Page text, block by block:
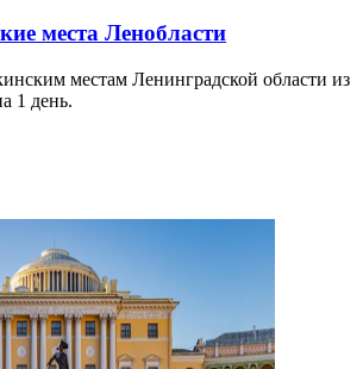
места Ленобласти
местам Ленинградской области из
1 день.